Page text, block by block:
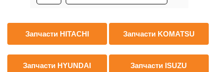
Запчасти HITACHI Запчасти KOMATSU
Запчасти HYUNDAI Запчасти ISUZU